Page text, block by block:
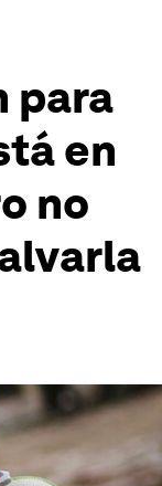
para
en
no